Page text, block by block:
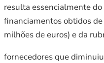
resulta essencialmente
financiamentos obtidos
milhões de euros) e da
fornecedores que